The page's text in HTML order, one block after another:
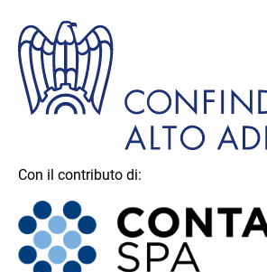
Con il contributo di: